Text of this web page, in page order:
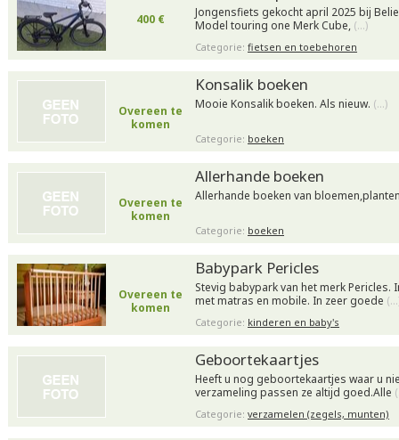
400 €
Jongensfiets gekocht april 2025 bij
Model touring one Merk Cube, (…)
Categorie: fietsen en toebehoren
Overeen te
komen
Konsalik boeken
Mooie Konsalik boeken. Als nieuw. (…)
Categorie: boeken
Overeen te
komen
Allerhande boeken
Allerhande boeken van
Categorie: boeken
Overeen te
komen
Babypark Pericles
Stevig babypark van het merk Pericles.
met matras en mobile. In zeer goede
Categorie: kinderen en baby's
Geboortekaartjes
Heeft u nog geboortekaartjes waar u
verzameling passen ze altijd goed.Alle
Categorie: verzamelen (zegels, munten)